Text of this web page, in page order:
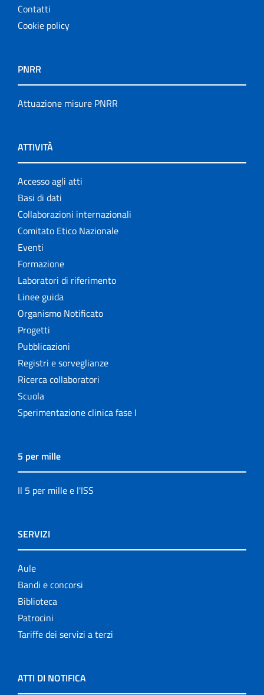
Contatti
Cookie policy
PNRR
Attuazione misure PNRR
ATTIVITÀ
Accesso agli atti
Basi di dati
Collaborazioni internazionali
Comitato Etico Nazionale
Eventi
Formazione
Laboratori di riferimento
Linee guida
Organismo Notificato
Progetti
Pubblicazioni
Registri e sorveglianze
Ricerca collaboratori
Scuola
Sperimentazione clinica fase I
5 per mille
Il 5 per mille e l'ISS
SERVIZI
Aule
Bandi e concorsi
Biblioteca
Patrocini
Tariffe dei servizi a terzi
ATTI DI NOTIFICA